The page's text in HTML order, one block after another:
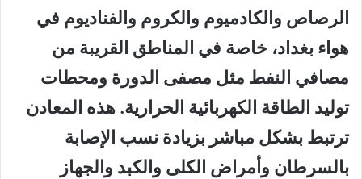
الرصاص والكادميوم والكروم والفناديوم في
هواء بغداد، خاصة في المناطق القريبة من
مصافي النفط مثل مصفى الدورة ومحطات
توليد الطاقة الكهربائية الحرارية. هذه المعادن
ترتبط بشكل مباشر بزيادة نسب الإصابة
بالسرطان وأمراض الكلى والكبد والجهاز